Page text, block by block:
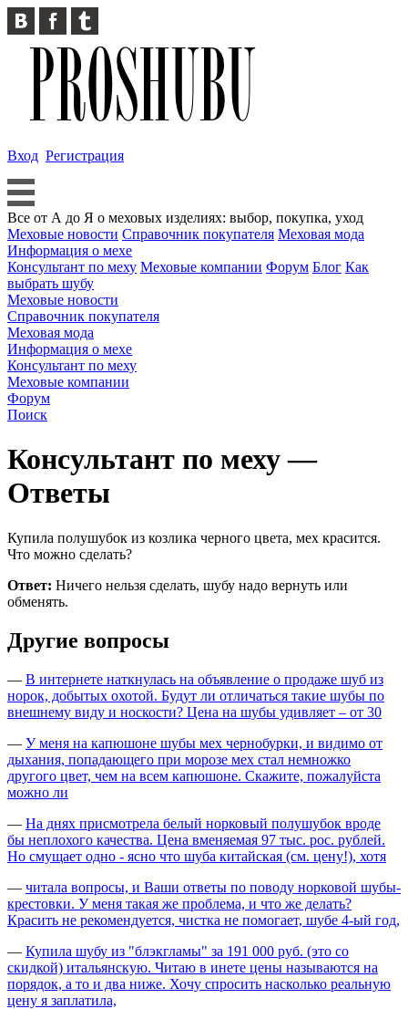
Вход Регистрация
Все от А до Я о меховых изделиях: выбор, покупка, уход
Меховые новости Справочник покупателя Меховая мода
Информация о мехе
Консультант по меху Меховые компании Форум Блог Как
выбрать шубу
Меховые новости
Справочник покупателя
Меховая мода
Информация о мехе
Консультант по меху
Меховые компании
Форум
Поиск
Консультант по меху —
Ответы
Купила полушубок из козлика черного цвета, мех красится.
Что можно сделать?
Ответ: Ничего нельзя сделать, шубу надо вернуть или
обменять.
Другие вопросы
— В интернете наткнулась на объявление о продаже шуб из
норок, добытых охотой. Будут ли отличаться такие шубы по
внешнему виду и носкости? Цена на шубы удивляет – от 30
— У меня на капюшоне шубы мех чернобурки, и видимо от
дыхания, попадающего при морозе мех стал немножко
другого цвет, чем на всем капюшоне. Скажите, пожалуйста
можно ли
— На днях присмотрела белый норковый полушубок вроде
бы неплохого качества. Цена вменяемая 97 тыс. рос. рублей.
Но смущает одно - ясно что шуба китайская (см. цену!), хотя
— читала вопросы, и Ваши ответы по поводу норковой шубы-
крестовки. У меня такая же проблема, и что же делать?
Красить не рекомендуется, чистка не помогает, шубе 4-ый год,
— Купила шубу из "блэкгламы" за 191 000 руб. (это со
скидкой) итальянскую. Читаю в инете цены называются на
порядок, а то и два ниже. Хочу спросить насколько реальную
цену я заплатила,